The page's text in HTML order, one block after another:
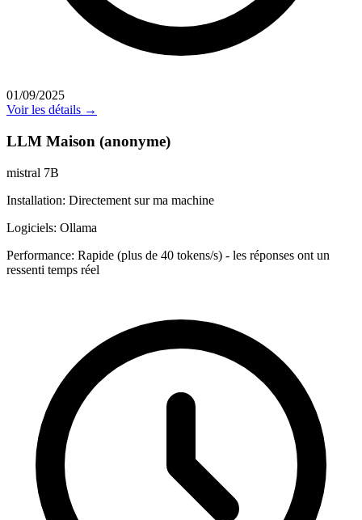
01/09/2025
Voir les détails →
LLM Maison (anonyme)
mistral 7B
Installation: Directement sur ma machine
Logiciels: Ollama
Performance: Rapide (plus de 40 tokens/s) - les réponses ont un
ressenti temps réel